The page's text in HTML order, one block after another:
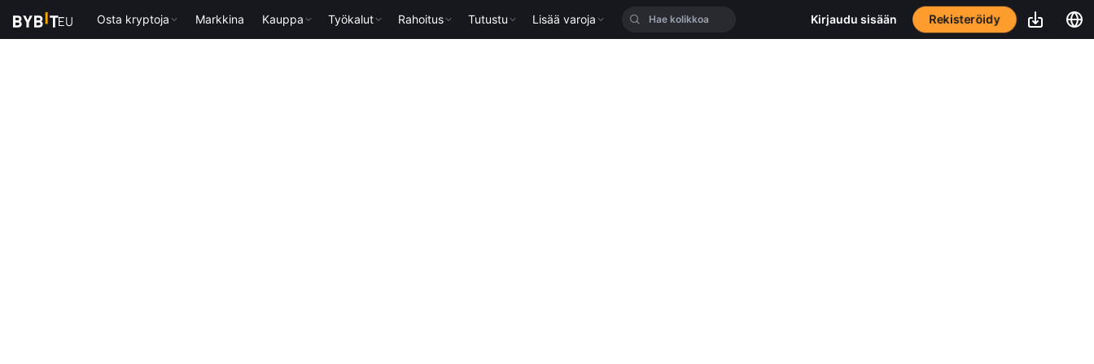
Osta kryptoja Markkina Kauppa Työkalut Rahoitus Tutustu Lisää varoja Kirjaudu sisään Rekisteröidy